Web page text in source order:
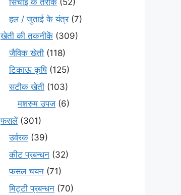
सिंचाई के तरीके (52)
हल / जुताई के यंत्र(7)
खेती की तकनीकें (309)
जैविक खेती (118)
टिकाऊ कृषि(125)
सटीक खेती (103)
मशरुम उपज (6)
फसलें(301)
उर्वरक (39)
कीट प्रबन्धन (32)
फसल चयन (71)
मि‌ट्टी प्रबन्धन (70)